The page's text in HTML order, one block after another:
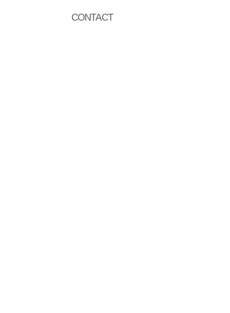
CONTACT